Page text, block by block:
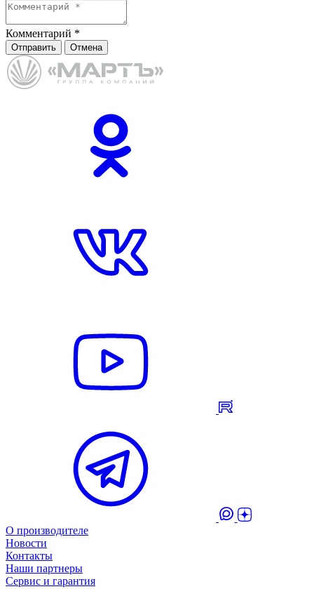
Комментарий *
Отправить Отмена
О производителе
Новости
Контакты
Наши партнеры
Сервис и гарантия